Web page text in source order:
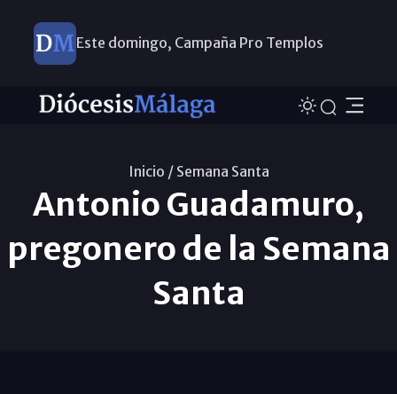
Este domingo, Campaña Pro Templos
Inicio / Semana Santa
Antonio Guadamuro,
pregonero de la Semana
Santa